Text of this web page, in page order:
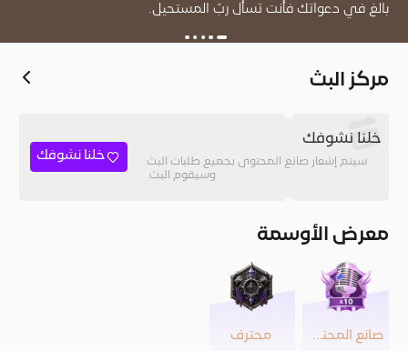
بالغ في دعواتك فأنت تسأل ربّ المستحيل.
مركز البث
خلنا نشوفك
سيتم إشعار صانع المحتوى بجميع طلبات البث
وسيقوم البث.
خلنا نشوفك
معرض الأوسمة
صانع المحتوى محترف